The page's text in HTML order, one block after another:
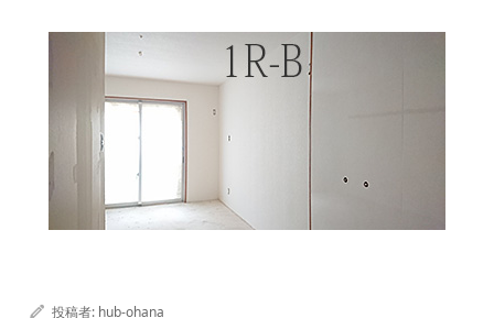
投稿者: hub-ohana